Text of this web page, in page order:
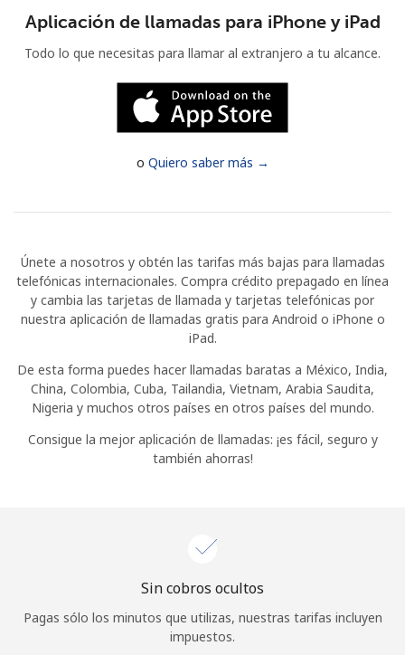
¡Hola!
Inicia sesión oREGÍSTRATE →
Iniciar Sesión
o
Continuar con
Aplicación de llamadas para iPhone y iPad
Todo lo que necesitas para llamar al extranjero a tu alcance.
o Quiero saber más →
Únete a nosotros y obtén las tarifas más bajas para llamadas
telefónicas internacionales. Compra crédito prepagado en línea
y cambia las tarjetas de llamada y tarjetas telefónicas por
nuestra aplicación de llamadas gratis para Android o iPhone o
iPad.
De esta forma puedes hacer llamadas baratas a México, India,
China, Colombia, Cuba, Tailandia, Vietnam, Arabia Saudita,
Nigeria y muchos otros países en otros países del mundo.
Consigue la mejor aplicación de llamadas: ¡es fácil, seguro y
también ahorras!
Sin cobros ocultos
Pagas sólo los minutos que utilizas, nuestras tarifas incluyen
impuestos.